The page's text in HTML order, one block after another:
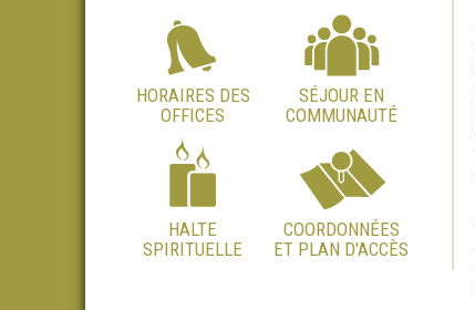
HORAIRES DES
OFFICES
SÉJOUR EN
COMMUNAUTÉ
HALTE
SPIRITUELLE
COORDONNÉES
ET PLAN D'ACCÈS